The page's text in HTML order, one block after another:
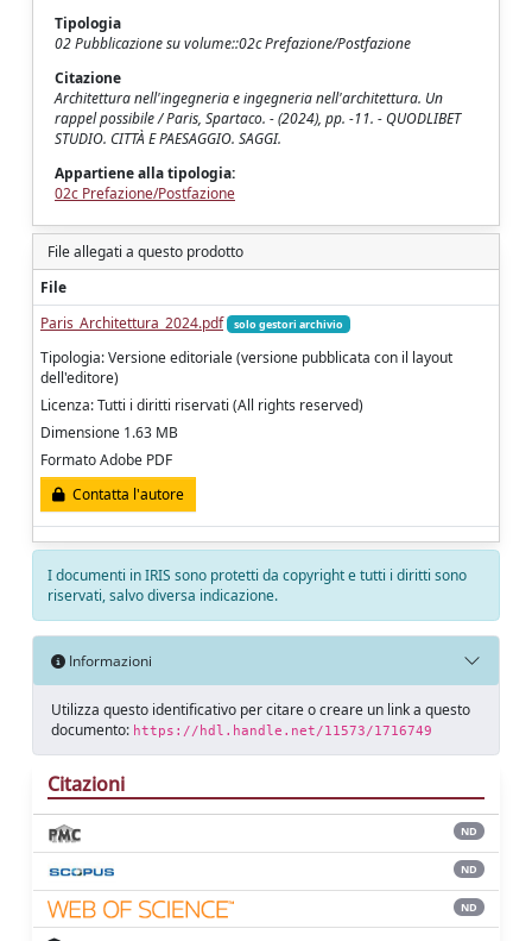
Tipologia
02 Pubblicazione su volume::02c Prefazione/Postfazione
Citazione
Architettura nell'ingegneria e ingegneria nell'architettura. Un
rappel possibile / Paris, Spartaco. - (2024), pp. -11. - QUODLIBET
STUDIO. CITTÀ E PAESAGGIO. SAGGI.
Appartiene alla tipologia:
02c Prefazione/Postfazione
File allegati a questo prodotto
File
Paris_Architettura_2024.pdf
solo gestori archivio
Tipologia: Versione editoriale (versione pubblicata con il layout
dell'editore)
Licenza: Tutti i diritti riservati (All rights reserved)
Dimensione 1.63 MB
Formato Adobe PDF
Contatta l'autore
I documenti in IRIS sono protetti da copyright e tutti i diritti sono
riservati, salvo diversa indicazione.
Informazioni
Utilizza questo identificativo per citare o creare un link a questo
documento: https://hdl.handle.net/11573/1716749
Citazioni
ND
ND
ND